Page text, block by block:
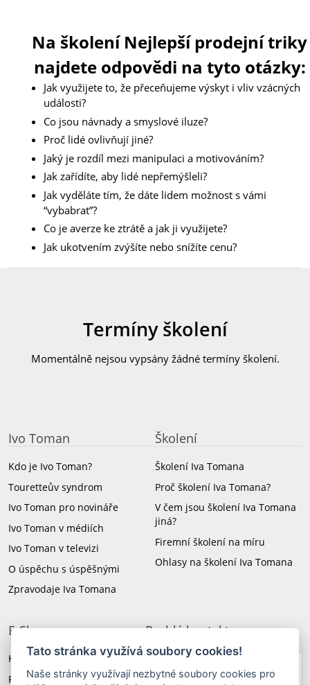
Na školení Nejlepší prodejní triky
najdete odpovědi na tyto otázky:
Jak využijete to, že přeceňujeme výskyt i vliv vzácných
události?
Co jsou návnady a smyslové iluze?
Proč lidé ovlivňují jiné?
Jaký je rozdíl mezi manipulaci a motivováním?
Jak zařídíte, aby lidé nepřemýšleli?
Jak vyděláte tím, že dáte lidem možnost s vámi
“vybabrat”?
Co je averze ke ztrátě a jak ji využijete?
Jak ukotvením zvýšíte nebo snížíte cenu?
Termíny školení
Momentálně nejsou vypsány žádné termíny školení.
Ivo Toman
Kdo je Ivo Toman?
Touretteův syndrom
Ivo Toman pro novináře
Ivo Toman v médiích
Ivo Toman v televizi
O úspěchu s úspěšnými
Zpravodaje Iva Tomana
Školení
Školení Iva Tomana
Proč školení Iva Tomana?
V čem jsou školení Iva Tomana
jiná?
Firemní školení na míru
Ohlasy na školení Iva Tomana
E-Shop
Knihy a CD Iva Tomana
Revoluční angličtina 3.
Rychlý kontakt
+420 603 579 174
Tato stránka využívá soubory cookies!
Naše stránky využívají nezbytné soubory cookies pro